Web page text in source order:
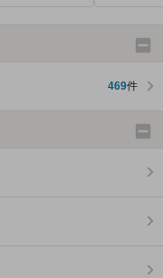
469件